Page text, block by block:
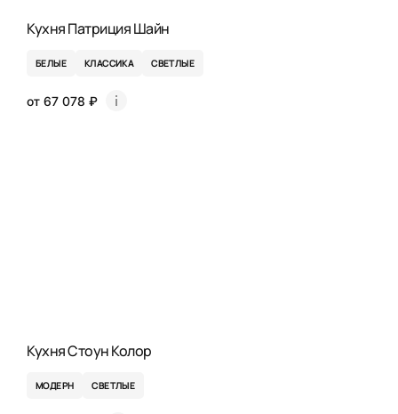
Кухня Патриция Шайн
БЕЛЫЕ КЛАССИКА СВЕТЛЫЕ
от 67 078 ₽
Кухня Стоун Колор
МОДЕРН СВЕТЛЫЕ